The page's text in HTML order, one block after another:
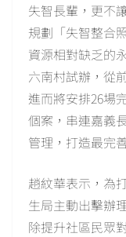
失智長輩，更不
規劃「失智整合
資源相對缺乏的
六南村試辦，從
進而將安排26場
個案，串連嘉義
管理，打造最完
趙紋華表示，為
生局主動出擊辦
除提升社區民眾